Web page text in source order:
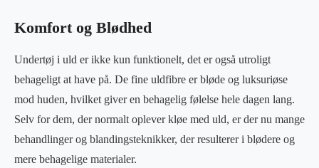
Komfort og Blødhed
Undertøj i uld er ikke kun funktionelt, det er også utroligt
behageligt at have på. De fine uldfibre er bløde og luksuriøse
mod huden, hvilket giver en behagelig følelse hele dagen lang.
Selv for dem, der normalt oplever kløe med uld, er der nu mange
behandlinger og blandingsteknikker, der resulterer i blødere og
mere behagelige materialer.